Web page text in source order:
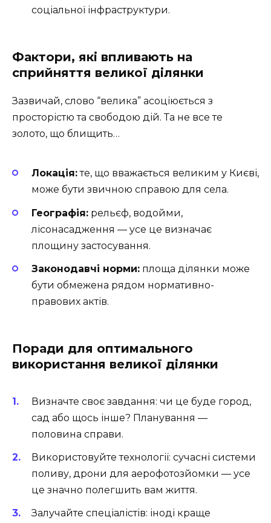
соціальної інфраструктури.
Фактори, які впливають на
сприйняття великої ділянки
Зазвичай, слово “велика” асоціюється з
просторістю та свободою дій. Та не все те
золото, що блищить…
Локація:те, що вважається великим у Києві,
може бути звичною справою для села.
Географія: рельєф, водойми,
лісонасадження — усе це визначає
площину застосування.
Законодавчі норми: площа ділянки може
бути обмежена рядом нормативно-
правових актів.
Поради для оптимального
використання великої ділянки
Визначте своє завдання: чи це буде город,
сад або щось інше? Планування —
половина справи.
Використовуйте технології: сучасні системи
поливу, дрони для аерофотозйомки — усе
це значно полегшить вам життя.
Залучайте спеціалістів: іноді краще